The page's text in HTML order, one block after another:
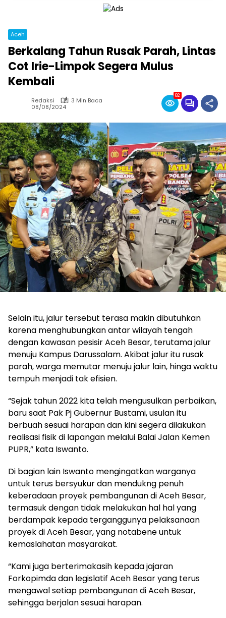
Aceh
Berkalang Tahun Rusak Parah, Lintas
Cot Irie-Limpok Segera Mulus
Kembali
Redaksi
3 Min Baca
08/08/2024
82
Selain itu, jalur tersebut terasa makin dibutuhkan
karena menghubungkan antar wilayah tengah
dengan kawasan pesisir Aceh Besar, terutama jalur
menuju Kampus Darussalam. Akibat jalur itu rusak
parah, warga memutar menuju jalur lain, hinga waktu
tempuh menjadi tak efisien.
“Sejak tahun 2022 kita telah mengusulkan perbaikan,
baru saat Pak Pj Gubernur Bustami, usulan itu
berbuah sesuai harapan dan kini segera dilakukan
realisasi fisik di lapangan melalui Balai Jalan Kemen
PUPR,” kata Iswanto.
Di bagian lain Iswanto mengingatkan warganya
untuk terus bersyukur dan mendukng penuh
keberadaan proyek pembangunan di Aceh Besar,
termasuk dengan tidak melakukan hal hal yang
berdampak kepada terganggunya pelaksanaan
proyek di Aceh Besar, yang notabene untuk
kemaslahatan masyarakat.
“Kami juga berterimakasih kepada jajaran
Forkopimda dan legislatif Aceh Besar yang terus
mengawal setiap pembangunan di Aceh Besar,
sehingga berjalan sesuai harapan.